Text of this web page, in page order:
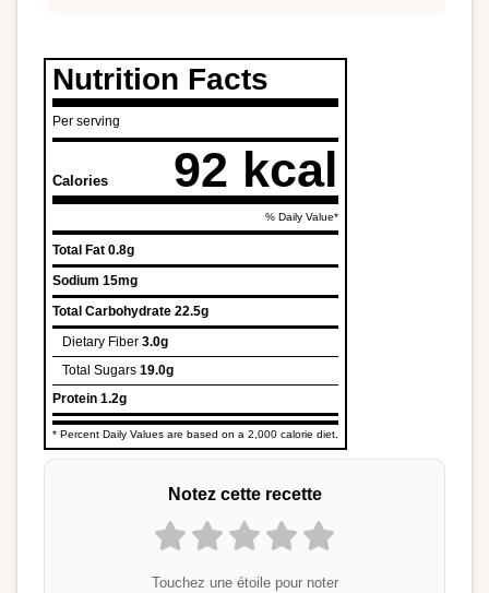
Nutrition Facts
Per serving
Calories 92 kcal
% Daily Value*
Total Fat 0.8g
Sodium 15mg
Total Carbohydrate 22.5g
Dietary Fiber 3.0g
Total Sugars 19.0g
Protein 1.2g
* Percent Daily Values are based on a 2,000 calorie diet.
Notez cette recette
Touchez une étoile pour noter